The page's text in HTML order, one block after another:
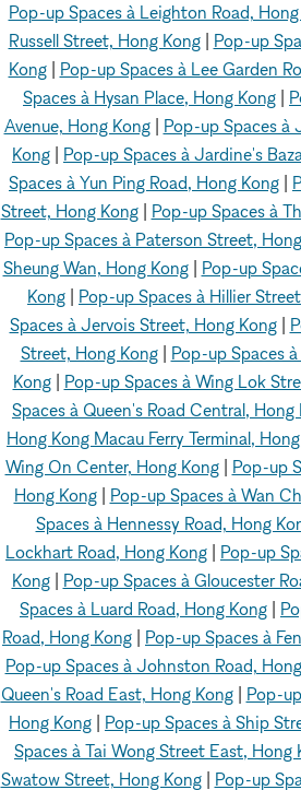
Pop-up Spaces à Leighton Road,
Russell Street, Hong Kong| Pop-up
Kong| Pop-up Spaces à Lee Garden
Spaces à Hysan Place, Hong Kong
Avenue, Hong Kong| Pop-up Spaces à
Kong
Pop-up Spaces à Jardine's
Spaces à Yun Ping Road, Hong Kong
Street, Hong Kong| Pop-up Spaces à
Pop-up Spaces à Paterson Street,
Sheung Wan, Hong Kong| Pop-up
Kong
Pop-up Spaces à Hillier
Spaces à Jervois Street, Hong Kong|
Street, Hong Kong| Pop-up Spaces
Kong| Pop-up Spaces à Wing Lok
Spaces à Queen's Road Central, Hong
Hong Kong Macau Ferry Terminal,
Wing On Center, Hong Kong| Pop-up
Hong Kong| Pop-up Spaces à Wan
Spaces à Hennessy Road, Hong
Lockhart Road, Hong Kong
Pop-up
Kong| Pop-up Spaces à Gloucester
Spaces à Luard Road, Hong Kong
Road, Hong Kong
Pop-up Spaces à
Pop-up Spaces à Johnston Road,
Queen's Road East, Hong Kong| Pop-
Hong Kong
Pop-up Spaces à Ship
Spaces à Tai Wong Street East, Hong
Swatow Street, Hong Kong| Pop-up